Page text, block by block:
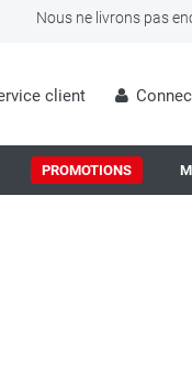
Nous ne livrons pas
client
PROMOTIONS